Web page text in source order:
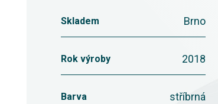
Skladem Brno
Rok výroby 2018
Barva stříbrná